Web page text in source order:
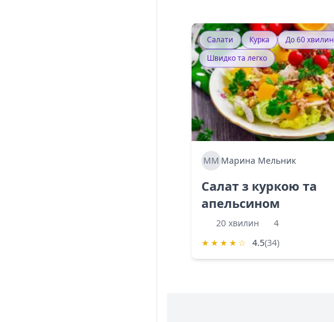
Салати Курка
До 60 хвилин
Швидко та легко
ММ Марина Мельник
Салат з куркою та
апельсином
20 хвилин
4
★ ★ ★ ★ ☆ 4.5(34)